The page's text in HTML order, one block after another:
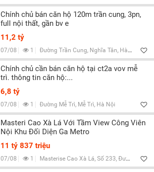
Chính chủ bán căn hộ 120m trần cung, 3pn,
full nội thất, gần bv e
11,2 tỷ
07/08 1 Đường Trần Cung, Nghĩa Tân, Hà Nội
Chính chủ cần bán căn hộ tại ct2a vov mễ
trì. thông tin căn hộ:...
6,8 tỷ
07/08 1 Đường Mễ Trì, Mễ Trì, Hà Nội
Masteri Cao Xà Lá Với Tầm View Công Viên
Nội Khu Đối Diện Ga Metro
11 tỷ 837 triệu
07/08 1 Masterise Cao Xà Lá, Số 233, Đường Nguyễn Trãi, Q.Thanh Xuân, Hà Nội